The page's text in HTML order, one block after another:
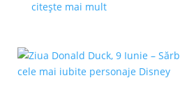
citește mai mult